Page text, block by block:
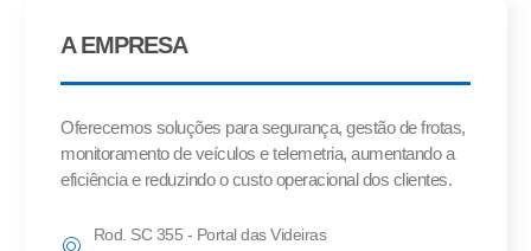
A EMPRESA
Oferecemos soluções para segurança, gestão de frotas,
monitoramento de veículos e telemetria, aumentando a
eficiência e reduzindo o custo operacional dos clientes.
Rod. SC 355 - Portal das Videiras